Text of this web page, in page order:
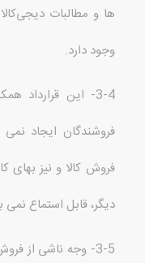
ها و مطالبات
وجود دارد.
3-4-
این قرارداد
فروشندگان ایجاد
فروش کالا و نیز بهای
دیگر، قابل استماع نمی
3-5- وجه ناشی از